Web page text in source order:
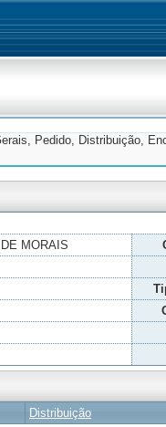
Pedido, Distribuição,
MORAIS
Distribuição